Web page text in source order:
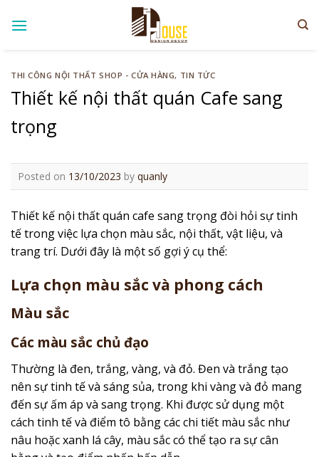
THI CÔNG NỘI THẤT SHOP - CỬA HÀNG, TIN TỨC
Thiết kế nội thất quán Cafe sang
trọng
Posted on 13/10/2023 by quanly
Thiết kế nội thất quán cafe sang trọng đòi hỏi sự tinh
tế trong việc lựa chọn màu sắc, nội thất, vật liệu, và
trang trí. Dưới đây là một số gợi ý cụ thể:
Lựa chọn màu sắc và phong cách
Màu sắc
Các màu sắc chủ đạo
Thường là đen, trắng, vàng, và đỏ. Đen và trắng tạo
nên sự tinh tế và sáng sủa, trong khi vàng và đỏ mang
đến sự ấm áp và sang trọng. Khi được sử dụng một
cách tinh tế và điểm tô bằng các chi tiết màu sắc như
nâu hoặc xanh lá cây, màu sắc có thể tạo ra sự cân